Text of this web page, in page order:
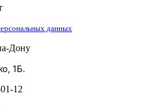
данных
Дону
1Б.
12